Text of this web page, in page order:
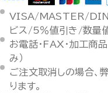
VISA/MASTER/
ビス/5％値引き/数量
お電話・FAX・加工商
み）
ご注文取消しの場合、
ります。